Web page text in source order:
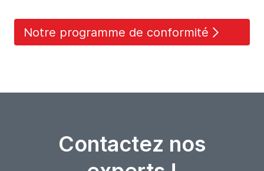
Notre programme de conformité
Contactez nos